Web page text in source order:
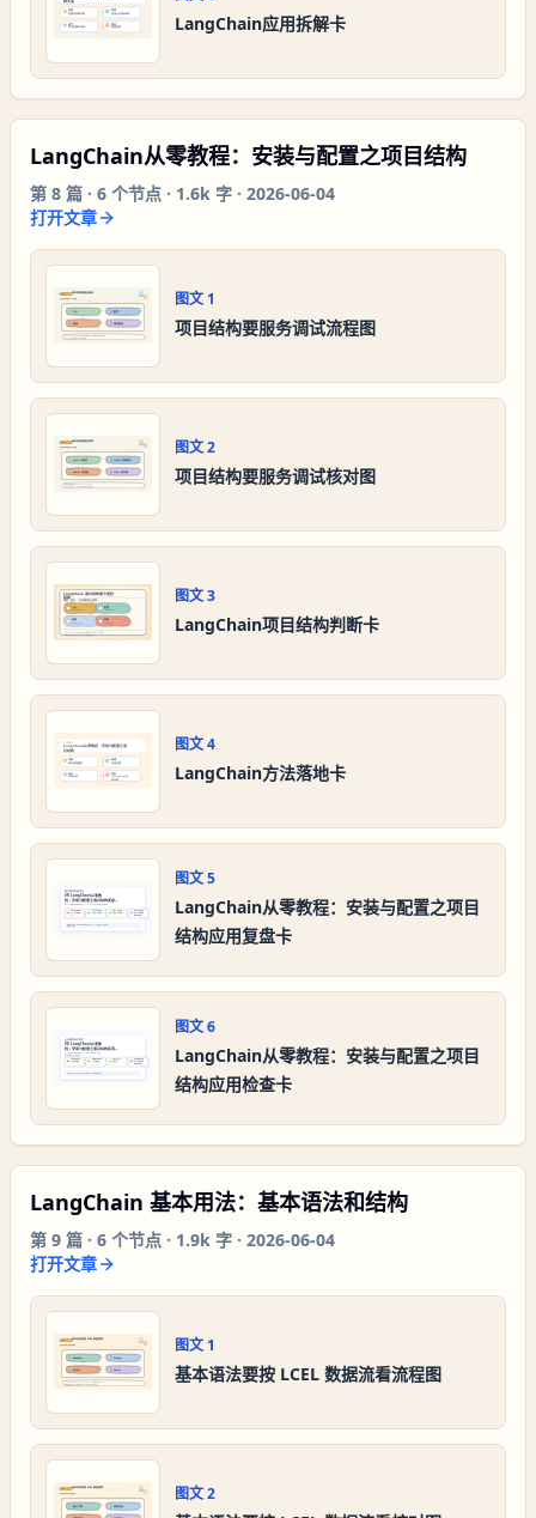
LangChain应用拆解卡
LangChain从零教程：安装与配置之项目结构
第 8 篇 · 6 个节点 · 1.6k 字 · 2026-06-04
打开文章
图文 1
项目结构要服务调试流程图
图文2
项目结构要服务调试核对图
图文3
LangChain项目结构判断卡
图文4
LangChain方法落地卡
图文5
LangChain从零教程：安装与配置之项目
结构应用复盘卡
图文6
LangChain从零教程：安装与配置之项目
结构应用检查卡
LangChain 基本用法：基本语法和结构
第 9 篇 · 6 个节点 · 1.9k 字 · 2026-06-04
打开文章
图文 1
基本语法要按 LCEL 数据流看流程图
图文2